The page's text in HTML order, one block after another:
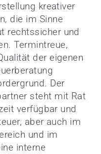
kreativer
die im Sinne
rechtssicher und
Termintreue,
der eigenen
Der
steht mit Rat
verfügbar und
aber auch im
und im
interne